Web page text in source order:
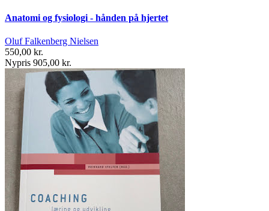
Anatomi og fysiologi - hånden på hjertet
Oluf Falkenberg Nielsen
550,00 kr.
Nypris 905,00 kr.